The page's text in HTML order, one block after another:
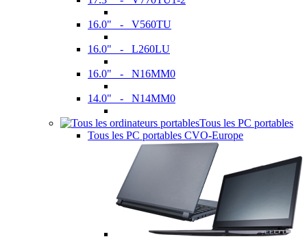
16.0" - V560TU
16.0" - L260LU
16.0" - N16MM0
14.0" - N14MM0
Tous les PC portables
Tous les PC portables CVO-Europe